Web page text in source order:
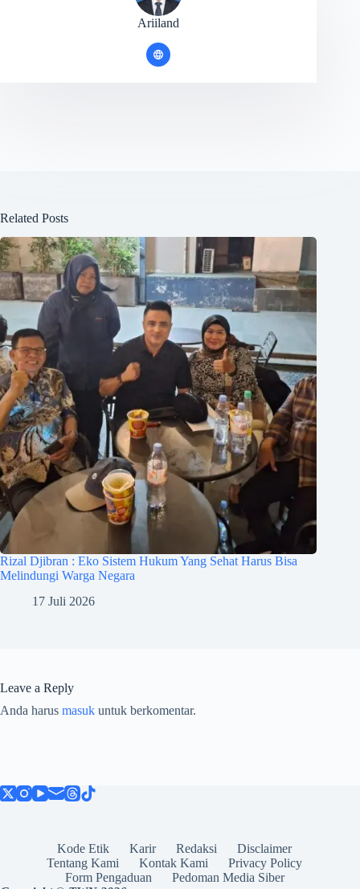
Ariiland
Related Posts
Rizal Djibran : Eko Sistem Hukum Yang Sehat Harus Bisa
Melindungi Warga Negara
17 Juli 2026
Leave a Reply
Anda harus masuk untuk berkomentar.
Kode Etik Karir Redaksi
Disclaimer
Tentang Kami
Kontak Kami
Privacy Policy
Form Pengaduan
Pedoman Media Siber